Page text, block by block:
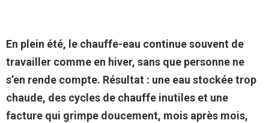
En plein été, le chauffe-eau continue souvent de
travailler comme en hiver, sans que personne ne
s’en rende compte. Résultat : une eau stockée trop
chaude, des cycles de chauffe inutiles et une
facture qui grimpe doucement, mois après mois,